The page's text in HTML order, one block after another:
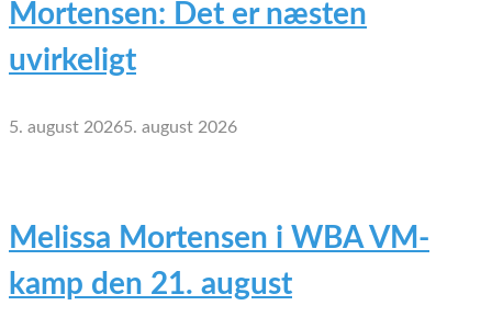
Mortensen: Det er næsten
uvirkeligt
5. august 20265. august 2026
Melissa Mortensen i WBA VM-
kamp den 21. august